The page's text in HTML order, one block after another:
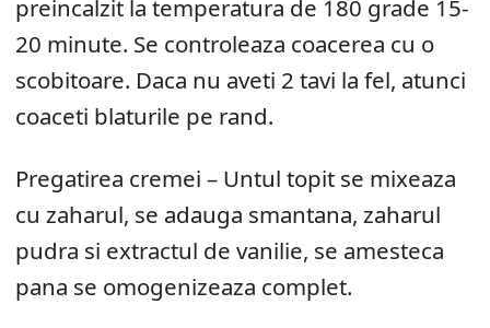
preincalzit la temperatura de 180 grade 15-
20 minute. Se controleaza coacerea cu o
scobitoare. Daca nu aveti 2 tavi la fel, atunci
coaceti blaturile pe rand.
Pregatirea cremei – Untul topit se mixeaza
cu zaharul, se adauga smantana, zaharul
pudra si extractul de vanilie, se amesteca
pana se omogenizeaza complet.